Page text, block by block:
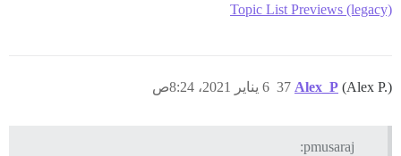
Topic List Previews (legacy)
Alex_P (Alex P.) 6 يناير 2021، 8:24ص 37
pmusaraj: